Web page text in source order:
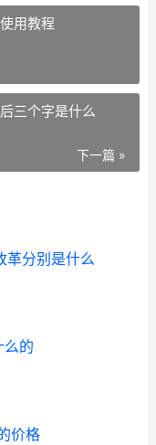
用教程
三个字是什么
下一篇 »
革分别是什么
的
价格